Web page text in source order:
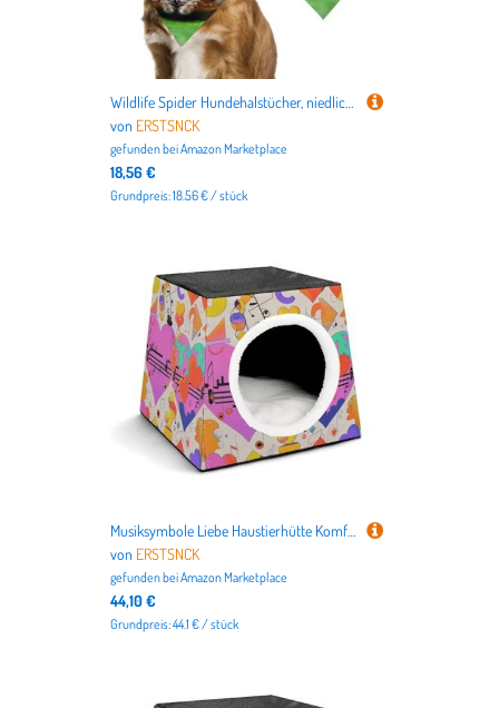
Wildlife Spider Hundehalstücher, niedlich, weiche Baumwolle, waschbar, für den täglichen Sommer, langlebig, dreieckig, wendbar, geeignet für kleine, mittelgroße und große Hunde und Katzen
von ERSTSNCK
gefunden beiAmazon Marketplace
18,56 €
Grundpreis: 18.56 € / stück
Musiksymbole Liebe Haustierhütte Komfortables Nest für Haustiere Weltraumkapsel Warm Weich Indoor Pet Shelter Space Pet House für Indoor Katzen Kleine Hunde und Mittlere Tiere
von ERSTSNCK
gefunden beiAmazon Marketplace
44,10 €
Grundpreis: 44.1 € / stück